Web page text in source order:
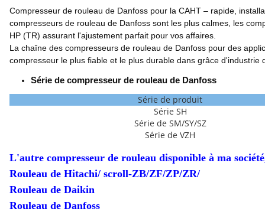
Compresseur de rouleau de Danfoss pour la CAHT – rapide,
compresseurs de rouleau de Danfoss sont les plus calmes, les
HP (TR) assurant l'ajustement parfait pour vos affaires.
La chaîne des compresseurs de rouleau de Danfoss pour des
compresseur le plus fiable et le plus durable dans grâce
Série de compresseur de rouleau de Danfoss
Série de produit
Série SH
Série de SM/SY/SZ
Série de VZH
L'autre compresseur de rouleau disponible à ma
Rouleau de Hitachi/ scroll-ZB/ZF/ZP/ZR/
Rouleau de Daikin
Rouleau de Danfoss